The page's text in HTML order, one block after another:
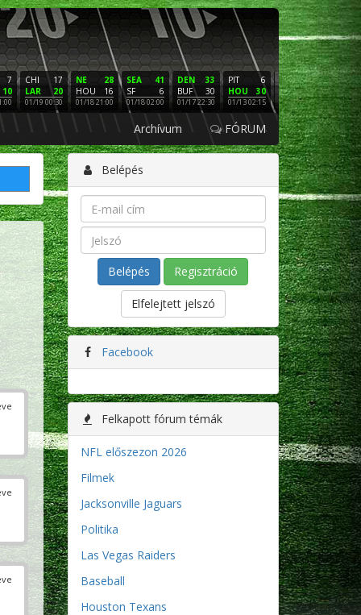
7
10
17
CHI
20
LAR
01/19 00:30
28
NE
16
HOU
01/18 21:00
41
SEA
6
SF
01/18 02:00
33
DEN
30
BUF
01/17 22:30
6
PIT
30
HOU
01/13 02:15
16
NE
3
LAC
01/12 02:00
PHI
SF
01/11
Archívum FÓRUM
Belépés
Regisztráció
Elfelejtett jelszó
Facebook
Felkapott fórum témák
NFL előszezon 2026
Filmek
Jacksonville Jaguars
Politika
Las Vegas Raiders
Baseball
Houston Texans